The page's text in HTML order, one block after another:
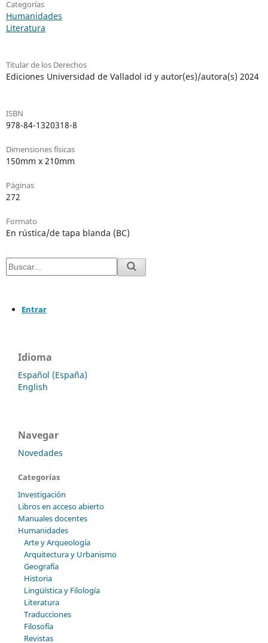
Categorías
Humanidades
Literatura
Titular de los Derechos
Ediciones Universidad de Valladol id y autor(es)/autora(s) 2024
ISBN
978-84-1320318-8
Dimensiones físicas
150mm x 210mm
Páginas
272
Formato
En rústica/de tapa blanda (BC)
Entrar
Idioma
Español (España)
English
Navegar
Novedades
Categorías
Investigación
Libros en acceso abierto
Manuales docentes
Humanidades
Arte y Arqueología
Arquitectura y Urbanismo
Geografía
Historia
Lingüística y Filología
Literatura
Traducciones
Filosofía
Revistas